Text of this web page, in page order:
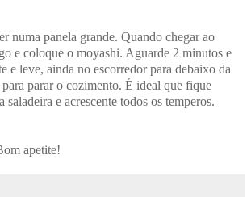
numa panela grande. Quando chegar ao
e coloque o moyashi. Aguarde 2 minutos e
e leve, ainda no escorredor para debaixo da
parar o cozimento. É ideal que fique
e acrescente todos os temperos.
apetite!